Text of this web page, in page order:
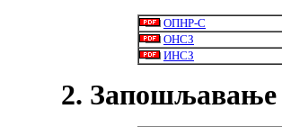
ОПНР-С
ОНСЗ
ИНСЗ
2. Запошљавање